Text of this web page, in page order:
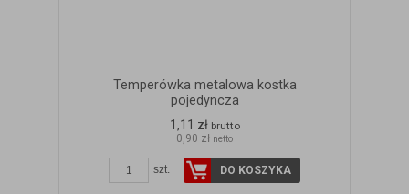
Temperówka metalowa kostka
pojedyncza
1,11 zł brutto
0,90 zł netto
szt. DO KOSZYKA